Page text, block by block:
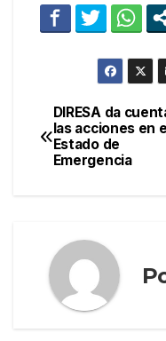
de
DIRESA da
las acciones en el
Estado de
Emergencia